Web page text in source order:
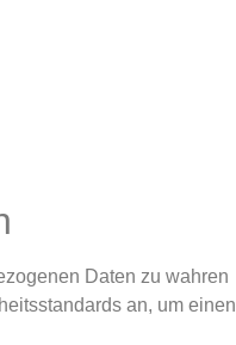
Daten zu wahren
an, um einen